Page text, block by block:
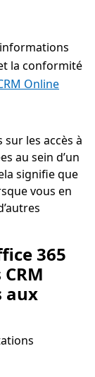
la conformité
Online
les accès à
au sein d’un
signifie que
vous en
365
aux